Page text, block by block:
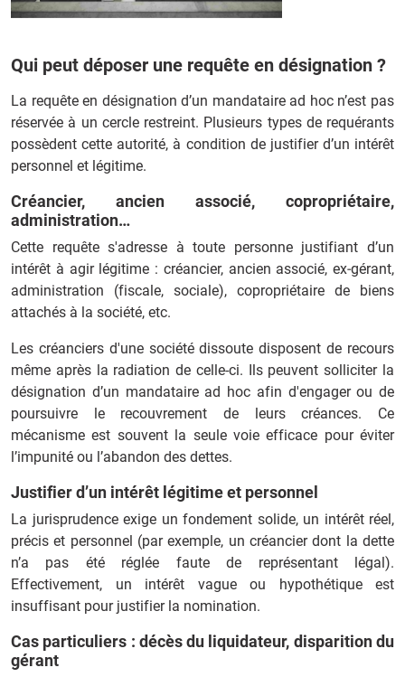
Qui peut déposer une requête en désignation ?
La requête en désignation d’un mandataire ad hoc n’est pas
réservée à un cercle restreint. Plusieurs types de requérants
possèdent cette autorité, à condition de justifier d’un intérêt
personnel et légitime.
Créancier, ancien associé, copropriétaire,
administration…
Cette requête s'adresse à toute personne justifiant d’un
intérêt à agir légitime : créancier, ancien associé, ex‑gérant,
administration (fiscale, sociale), copropriétaire de biens
attachés à la société, etc.
Les créanciers d'une société dissoute disposent de recours
même après la radiation de celle-ci. Ils peuvent solliciter la
désignation d’un mandataire ad hoc afin d'engager ou de
poursuivre le recouvrement de leurs créances. Ce
mécanisme est souvent la seule voie efficace pour éviter
l’impunité ou l’abandon des dettes.
Justifier d’un intérêt légitime et personnel
La jurisprudence exige un fondement solide, un intérêt réel,
précis et personnel (par exemple, un créancier dont la dette
n’a pas été réglée faute de représentant légal).
Effectivement, un intérêt vague ou hypothétique est
insuffisant pour justifier la nomination.
Cas particuliers : décès du liquidateur, disparition du
gérant